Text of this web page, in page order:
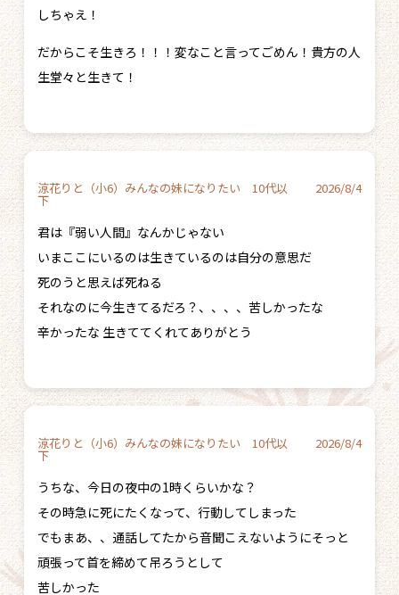
しちゃえ！
だからこそ生きろ！！！変なこと言ってごめん！貴方の人
生堂々と生きて！
涼花りと（小6）みんなの妹になりたい 10代以
下
2026/8/4
君は『弱い人間』なんかじゃない
いまここにいるのは生きているのは自分の意思だ
死のうと思えば死ねる
それなのに今生きてるだろ？、、、、苦しかったな
辛かったな 生きててくれてありがとう
涼花りと（小6）みんなの妹になりたい 10代以
下
2026/8/4
うちな、今日の夜中の1時くらいかな？
その時急に死にたくなって、行動してしまった
でもまあ、、通話してたから音聞こえないようにそっと
頑張って首を締めて吊ろうとして
苦しかった